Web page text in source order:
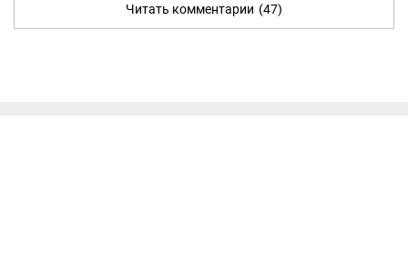
Читать комментарии (47)